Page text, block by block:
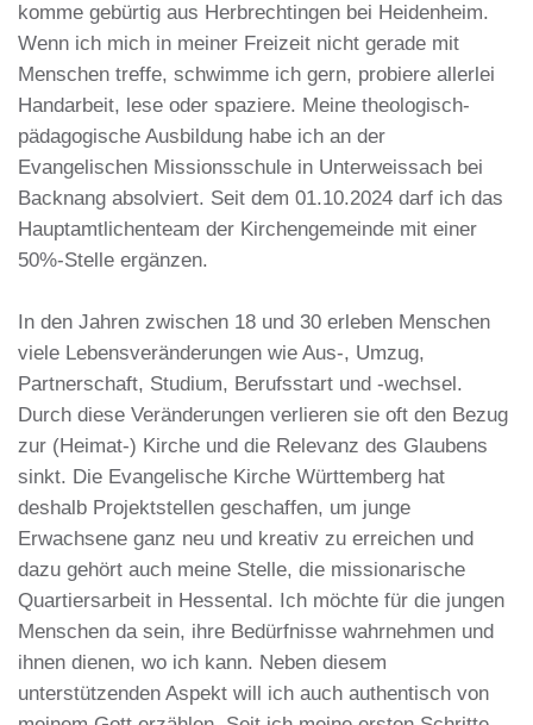
komme gebürtig aus Herbrechtingen bei Heidenheim.
Wenn ich mich in meiner Freizeit nicht gerade mit
Menschen treffe, schwimme ich gern, probiere allerlei
Handarbeit, lese oder spaziere. Meine theologisch-
pädagogische Ausbildung habe ich an der
Evangelischen Missionsschule in Unterweissach bei
Backnang absolviert. Seit dem 01.10.2024 darf ich das
Hauptamtlichenteam der Kirchengemeinde mit einer
50%-Stelle ergänzen.
In den Jahren zwischen 18 und 30 erleben Menschen
viele Lebensveränderungen wie Aus-, Umzug,
Partnerschaft, Studium, Berufsstart und -wechsel.
Durch diese Veränderungen verlieren sie oft den Bezug
zur (Heimat-) Kirche und die Relevanz des Glaubens
sinkt. Die Evangelische Kirche Württemberg hat
deshalb Projektstellen geschaffen, um junge
Erwachsene ganz neu und kreativ zu erreichen und
dazu gehört auch meine Stelle, die missionarische
Quartiersarbeit in Hessental. Ich möchte für die jungen
Menschen da sein, ihre Bedürfnisse wahrnehmen und
ihnen dienen, wo ich kann. Neben diesem
unterstützenden Aspekt will ich auch authentisch von